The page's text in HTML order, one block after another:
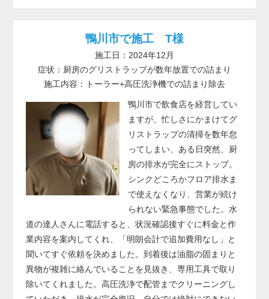
鴨川市で施工 T様
施工日：2024年12月
症状：厨房のグリストラップが数年放置での詰まり
施工内容：トーラー+高圧洗浄機での詰まり除去
鴨川市で飲食店を経営してい
ますが、忙しさにかまけてグ
リストラップの清掃を数年怠
ってしまい、ある日突然、厨
房の排水が完全にストップ。
シンクどころかフロア排水ま
で使えなくなり、営業が続け
られない緊急事態でした。水
道の達人さんに電話すると、状況確認後すぐに料金と作
業内容を案内してくれ、「明朗会計で追加費用なし」と
聞いてすぐ依頼を決めました。到着後は油脂の固まりと
異物が複雑に絡んでいることを見抜き、専用工具で取り
除いてくれました。高圧洗浄で配管までクリーニングし